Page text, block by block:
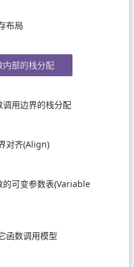
布局
部的栈分配
用边界的栈分配
对齐(Align)
的可变参数表(Variable
函数调用模型